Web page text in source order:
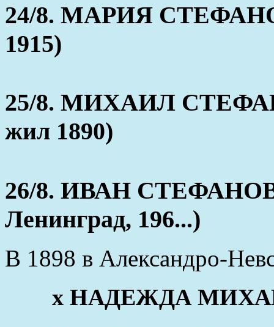
24/8. МАРИЯ
1915)
25/8. МИХАИЛ
жил 1890)
26/8. ИВАН
Ленинград, 196...)
В 1898 в Александро-
x НАДЕЖДА